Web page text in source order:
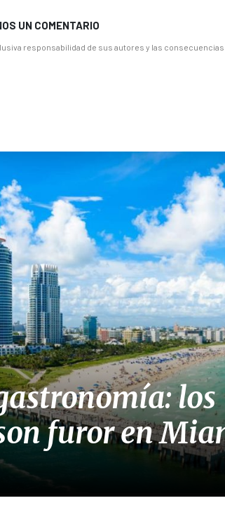
UN COMENTARIO
responsabilidad de sus autores y las
los
furor en